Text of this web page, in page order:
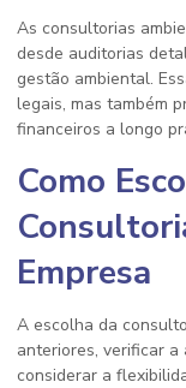
As consultorias
desde auditorias
gestão ambiental.
legais, mas também
financeiros a longo
Como
Empresa
A escolha da
anteriores, verificar a
considerar a